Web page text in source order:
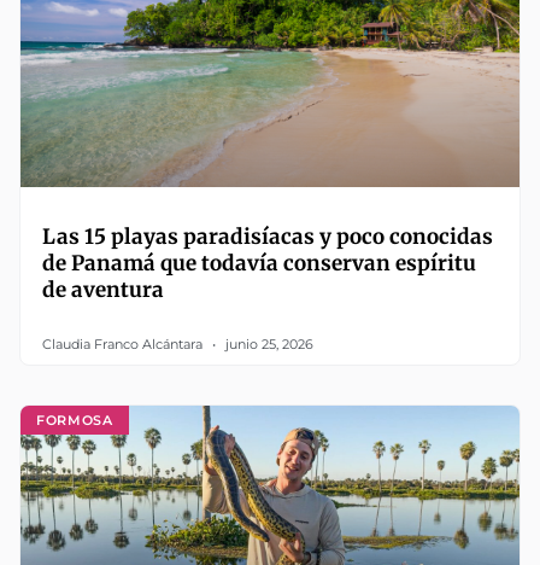
Las 15 playas paradisíacas y poco conocidas
de Panamá que todavía conservan espíritu
de aventura
Claudia Franco Alcántara junio 25, 2026
FORMOSA